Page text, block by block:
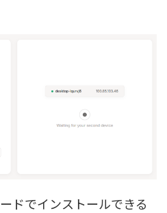
ドでインストールできる